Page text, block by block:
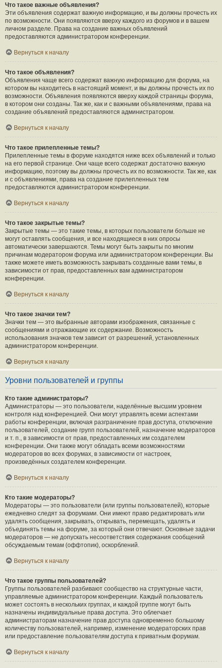
Что такое важные объявления?
Эти объявления содержат важную информацию, и вы должны прочесть их
по возможности. Они появляются вверху каждого из форумов и в вашем
личном разделе. Права на создание важных объявлений
предоставляются администратором конференции.
Вернуться к началу
Что такое объявления?
Объявления чаще всего содержат важную информацию для форума, на
котором вы находитесь в настоящий момент, и вы должны прочесть их по
возможности. Объявления появляются вверху каждой страницы форума,
в котором они созданы. Так же, как и с важными объявлениями, права на
создание объявлений предоставляются администратором.
Вернуться к началу
Что такое прилепленные темы?
Прилепленные темы в форуме находятся ниже всех объявлений и только
на его первой странице. Они чаще всего содержат достаточно важную
информацию, поэтому вы должны прочесть их по возможности. Так же, как
и с объявлениями, права на создание прилепленных тем
предоставляются администратором конференции.
Вернуться к началу
Что такое закрытые темы?
Закрытые темы — это такие темы, в которых пользователи больше не
могут оставлять сообщения, и все находящиеся в них опросы
автоматически завершаются. Темы могут быть закрыты по многим
причинам модератором форума или администратором конференции. Вы
также можете иметь возможность закрывать созданные вами темы, в
зависимости от прав, предоставленных вам администратором
конференции.
Вернуться к началу
Что такое значки тем?
Значки тем — это выбранные авторами изображения, связанные с
сообщениями и отражающие их содержание. Возможность
использования значков тем зависит от разрешений, установленных
администратором конференции.
Вернуться к началу
Уровни пользователей и группы
Кто такие администраторы?
Администраторы — это пользователи, наделённые высшим уровнем
контроля над конференцией. Они могут управлять всеми аспектами
работы конференции, включая разграничение прав доступа, отключение
пользователей, создание групп пользователей, назначение модераторов
и т. п., в зависимости от прав, предоставленных им создателем
конференции. Они также могут обладать всеми возможностями
модераторов во всех форумах, в зависимости от настроек,
произведённых создателем конференции.
Вернуться к началу
Кто такие модераторы?
Модераторы — это пользователи (или группы пользователей), которые
ежедневно следят за форумами. Они имеют право редактировать или
удалять сообщения, закрывать, открывать, перемещать, удалять и
объединять темы на форуме, за который они отвечают. Основные задачи
модераторов — не допускать несоответствия содержания сообщений
обсуждаемым темам (оффтопик), оскорблений.
Вернуться к началу
Что такое группы пользователей?
Группы пользователей разбивают сообщество на структурные части,
управляемые администратором конференции. Каждый пользователь
может состоять в нескольких группах, и каждой группе могут быть
назначены индивидуальные права доступа. Это облегчает
администраторам назначение прав доступа одновременно большому
количеству пользователей, например, изменение модераторских прав
или предоставление пользователям доступа к приватным форумам.
Вернуться к началу